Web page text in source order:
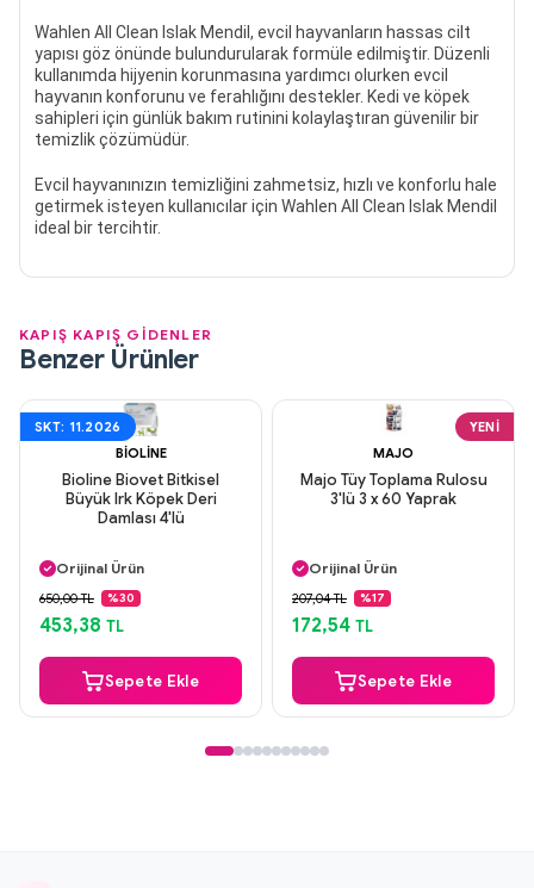
Wahlen All Clean Islak Mendil, evcil hayvanların hassas cilt
yapısı göz önünde bulundurularak formüle edilmiştir. Düzenli
kullanımda hijyenin korunmasına yardımcı olurken evcil
hayvanın konforunu ve ferahlığını destekler. Kedi ve köpek
sahipleri için günlük bakım rutinini kolaylaştıran güvenilir bir
temizlik çözümüdür.
Evcil hayvanınızın temizliğini zahmetsiz, hızlı ve konforlu hale
getirmek isteyen kullanıcılar için Wahlen All Clean Islak Mendil
ideal bir tercihtir.
KAPIŞ KAPIŞ GİDENLER
Benzer Ürünler
SKT: 11.2026
BIOLINE
Bioline Biovet Bitkisel
Büyük Irk Köpek Deri
Damlası 4'lü
Orijinal Ürün
Güvenli Ödeme
Aynı Gün Kargo
650,00 TL %30
453,38 TL
Sepete Ekle
YENI
MAJO
Majo Tüy Toplama Rulosu
3'lü 3 x 60 Yaprak
Orijinal Ürün
Güvenli Ödeme
Aynı Gün Kargo
207,04 TL %17
172,54 TL
Sepete Ekle